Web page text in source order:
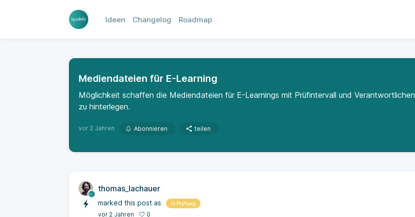
Ideen Changelog Roadmap
Mediendateien für E-Learning
Möglichkeit schaffen die Mediendateien für E-Learnings mit Prüfintervall und Verantwortlichen
zu hinterlegen.
vor 2 Jahren Abonnieren teilen
thomas_lachauer
marked this post as In Prüfung
vor 2 Jahren 0